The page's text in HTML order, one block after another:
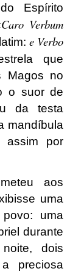
Espírito
Caro Verbum
e Verbo
que
Magos no
o suor de
da testa
mandíbula
por
aos
uma
uma
durante
dois
preciosa